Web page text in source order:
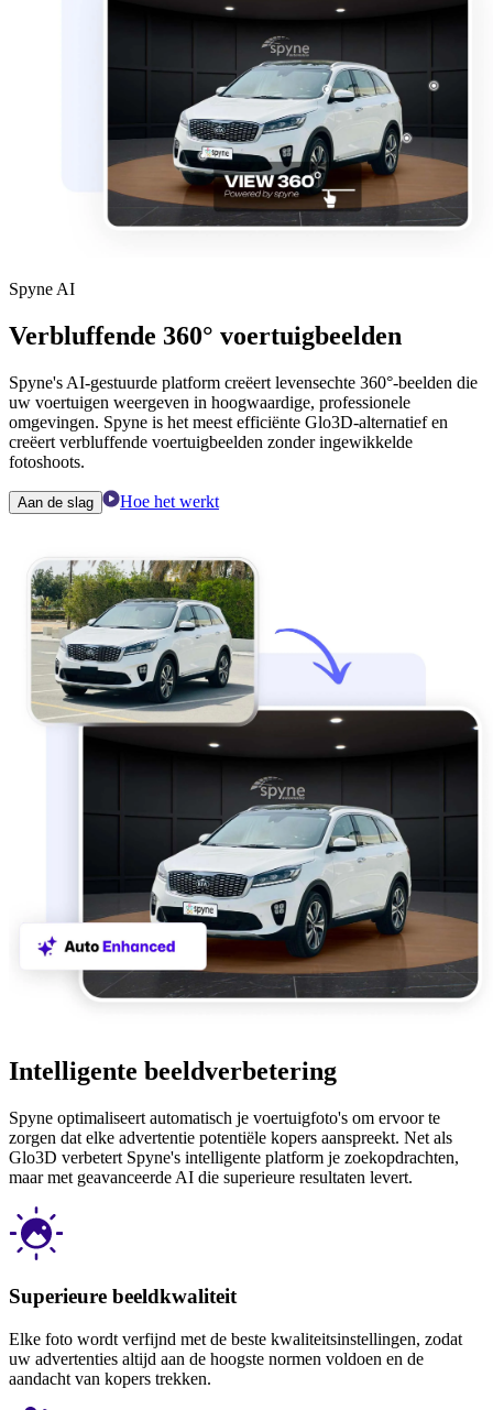
Spyne AI
Verbluffende 360° voertuigbeelden
Spyne's AI-gestuurde platform creëert levensechte 360°-beelden die
uw voertuigen weergeven in hoogwaardige, professionele
omgevingen. Spyne is het meest efficiënte Glo3D-alternatief en
creëert verbluffende voertuigbeelden zonder ingewikkelde
fotoshoots.
Aan de slag Hoe het werkt
Intelligente beeldverbetering
Spyne optimaliseert automatisch je voertuigfoto's om ervoor te
zorgen dat elke advertentie potentiële kopers aanspreekt. Net als
Glo3D verbetert Spyne's intelligente platform je zoekopdrachten,
maar met geavanceerde AI die superieure resultaten levert.
Superieure beeldkwaliteit
Elke foto wordt verfijnd met de beste kwaliteitsinstellingen, zodat
uw advertenties altijd aan de hoogste normen voldoen en de
aandacht van kopers trekken.